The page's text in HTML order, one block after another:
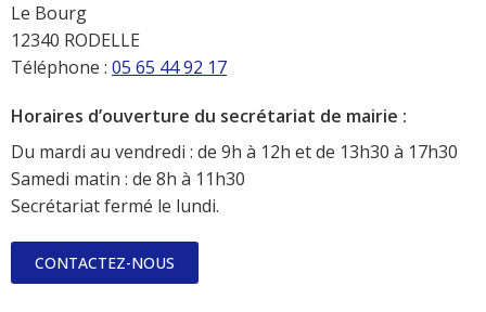
Le Bourg
12340 RODELLE
Téléphone : 05 65 44 92 17
Horaires d’ouverture du secrétariat de mairie :
Du mardi au vendredi : de 9h à 12h et de 13h30 à 17h30
Samedi matin : de 8h à 11h30
Secrétariat fermé le lundi.
CONTACTEZ-NOUS